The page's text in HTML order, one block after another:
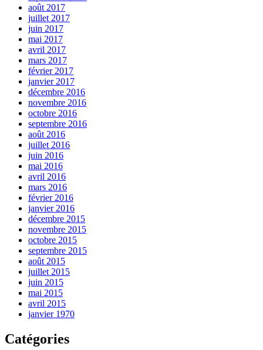
août 2017
juillet 2017
juin 2017
mai 2017
avril 2017
mars 2017
février 2017
janvier 2017
décembre 2016
novembre 2016
octobre 2016
septembre 2016
août 2016
juillet 2016
juin 2016
mai 2016
avril 2016
mars 2016
février 2016
janvier 2016
décembre 2015
novembre 2015
octobre 2015
septembre 2015
août 2015
juillet 2015
juin 2015
mai 2015
avril 2015
janvier 1970
Catégories